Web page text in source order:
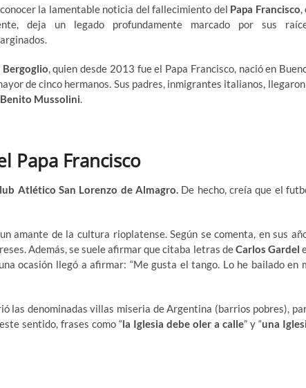
la lamentable noticia del fallecimiento del Papa Francisco,
deja un legado profundamente marcado por sus
, quien desde 2013 fue el Papa Francisco, nació en
de cinco hermanos. Sus padres, inmigrantes italianos, llegaron
Benito Mussolini.
Papa Francisco
Atlético San Lorenzo de Almagro. De hecho, creía que el
amante de la cultura rioplatense. Según se comenta, en sus
Además, se suele afirmar que citaba letras deCarlos Gardel
ocasión llegó a afirmar: “Me gusta el tango. Lo he bailado en
las denominadas villas miseria de Argentina (barrios pobres),
sentido, frases como “la Iglesia debe oler a calle” y “una